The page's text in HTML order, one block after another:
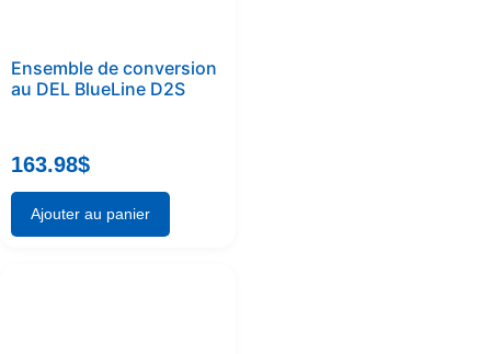
Ensemble de conversion
au DEL BlueLine D2S
163.98$
Ajouter au panier